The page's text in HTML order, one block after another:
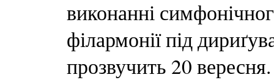
виконанні
філармонії під
прозвучить 20 вересня.